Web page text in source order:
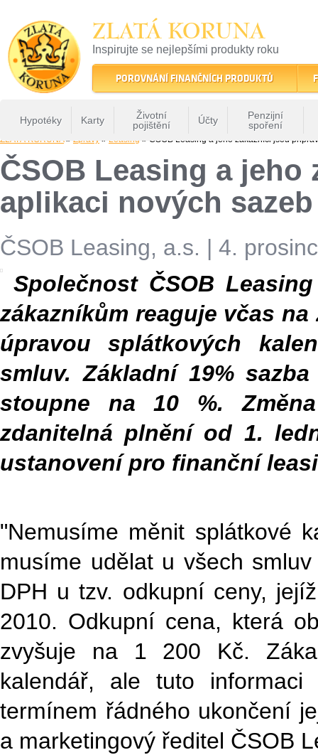
ZLATÁ KORUNA
Inspirujte se nejlepšími produkty roku
22 let tradice a kvality na finančním trhu
POROVNÁNÍ FINANČNÍCH PRODUKTŮ
Hypotéky Karty
Životní
pojištění
Účty
Penzijní
spoření
ZLATÁ KORUNA» Zprávy » Leasing » ČSOB Leasing a jeho zákazníci jsou
ČSOB Leasing a
aplikaci nových sazeb
ČSOB Leasing, a.s. | 4.
Společnost ČSOB
zákazníkům reaguje včas
úpravou splátkových
smluv. Základní 19%
stoupne na 10 %.
zdanitelná plnění od 1.
ustanovení pro finanční
"Nemusíme měnit splátkové
musíme udělat u všech
DPH u tzv. odkupní ceny,
2010. Odkupní cena, která
zvyšuje na 1 200 Kč.
kalendář, ale tuto
termínem řádného ukončení
a marketingový ředitel ČSOB